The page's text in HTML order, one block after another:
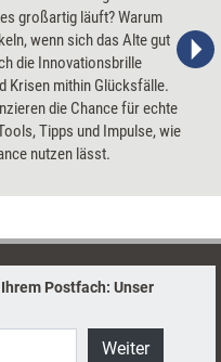
großartig läuft? Warum
wenn sich das Alte gut
die Innovationsbrille
Krisen mithin Glücksfälle.
die Chance für echte
Tipps und Impulse, wie
nutzen lässt.
Postfach: Unser
Weiter